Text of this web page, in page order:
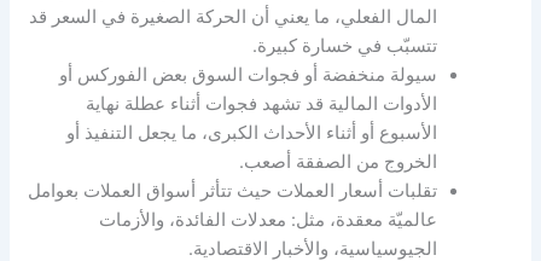
المال الفعلي، ما يعني أن الحركة الصغيرة في السعر قد
تتسبّب في خسارة كبيرة.
سيولة منخفضة أو فجوات السوق بعض الفوركس أو
الأدوات المالية قد تشهد فجوات أثناء عطلة نهاية
الأسبوع أو أثناء الأحداث الكبرى، ما يجعل التنفيذ أو
الخروج من الصفقة أصعب.
تقلبات أسعار العملات حيث تتأثر أسواق العملات بعوامل
عالميّة معقدة، مثل: معدلات الفائدة، والأزمات
الجيوسياسية، والأخبار الاقتصادية.